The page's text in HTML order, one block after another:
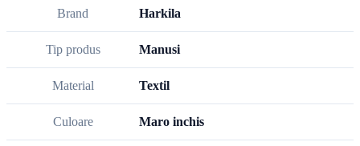
Brand Harkila
Tip produs Manusi
Material Textil
Culoare Maro inchis